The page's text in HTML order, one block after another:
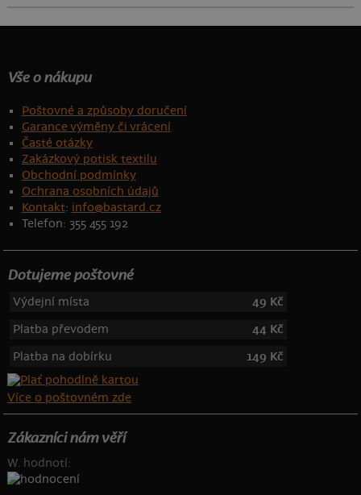
Vše o nákupu
Poštovné a způsoby doručení
Garance výměny či vrácení
Časté otázky
Zakázkový potisk textilu
Obchodní podmínky
Ochrana osobních údajů
Kontakt: info@bastard.cz
Telefon: 355 455 192
Dotujeme poštovné
Výdejní místa
49 Kč
Platba převodem
44 Kč
Platba na dobírku
149 Kč
Více o poštovném zde
Zákazníci nám věří
W. hodnotí: